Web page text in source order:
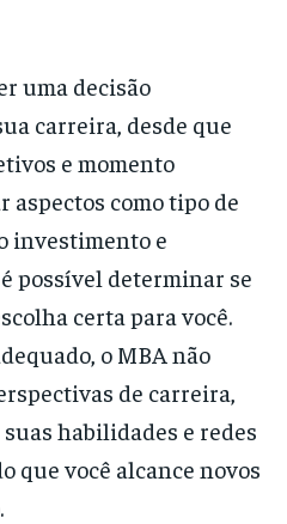
uma decisão
carreira, desde que
e momento
como tipo de
investimento e
possível determinar se
certa para você.
o MBA não
de carreira,
habilidades e redes
que você alcance novos